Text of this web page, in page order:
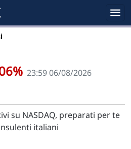
23:59 06/08/2026
su NASDAQ, preparati per te
italiani